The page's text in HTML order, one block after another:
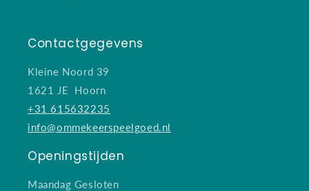
Contactgegevens
Kleine Noord 39
1621 JE Hoorn
+31 615632235
info@ommekeerspeelgoed.nl
Openingstijden
Maandag Gesloten